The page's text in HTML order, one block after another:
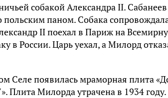
собакой Александра II. Сабанеев
паном. Собака
II поехал в Париж на
в России. Царь уехал, а Милорд
Селе появилась мраморная плита
Плита Милорда утрачена в 1934 году.